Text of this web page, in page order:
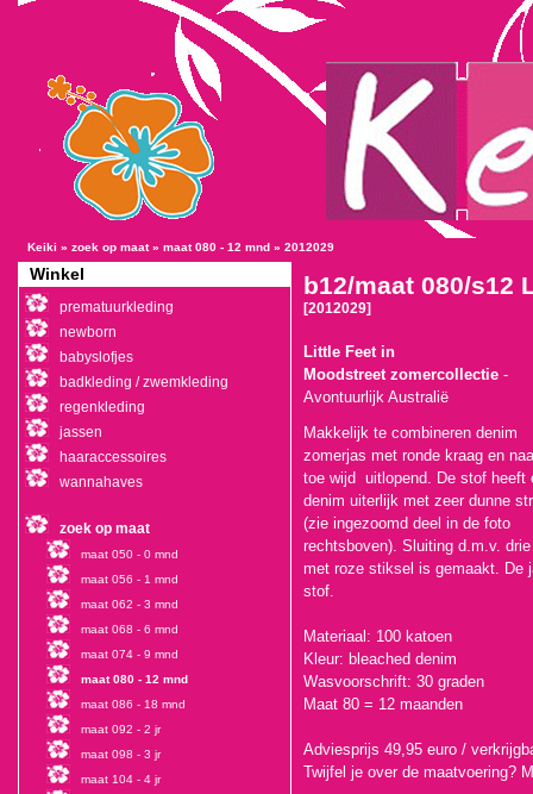
Keiki » zoek op maat» maat 080 - 12 mnd » 2012029
b12/maat 080/s12
[2012029]
Little Feet in
Moodstreet zomercollectie -
Avontuurlijk Australië
Makkelijk te combineren denim
zomerjas met ronde kraag en
toe wijd uitlopend. De stof heeft
denim uiterlijk met zeer dunne
(zie ingezoomd deel in de foto
rechtsboven). Sluiting d.m.v.
met roze stiksel is gemaakt. De
stof.
Materiaal: 100 katoen
Kleur: bleached denim
Wasvoorschrift: 30 graden
Maat 80 = 12 maanden
Adviesprijs 49,95 euro /
Twijfel je over de maatvoering?
Winkel
prematuurkleding
newborn
babyslofjes
badkleding / zwemkleding
regenkleding
jassen
haaraccessoires
wannahaves
zoek op maat
maat 050 - 0 mnd
maat 056 - 1 mnd
maat 062 - 3 mnd
maat 068 - 6 mnd
maat 074 - 9 mnd
maat 080 - 12 mnd
maat 086 - 18 mnd
maat 092 - 2 jr
maat 098 - 3 jr
maat 104 - 4 jr